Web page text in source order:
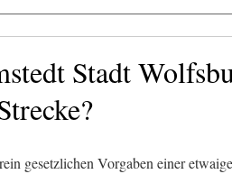
Stadt
gesetzlichen Vorgaben einer